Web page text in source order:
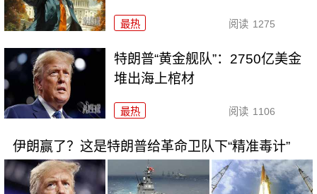
最热 阅读 1275
特朗普“黄金舰队”：2750亿美金
堆出海上棺材
最热 阅读 1106
伊朗赢了？这是特朗普给革命卫队下“精准毒计”